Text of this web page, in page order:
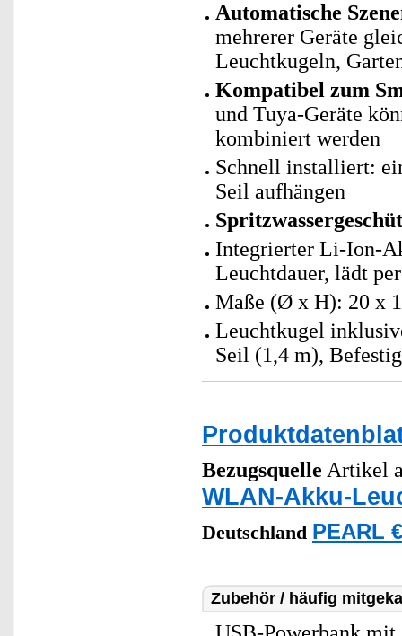
Automatische
mehrerer Geräte
Leuchtkugeln,
Kompatibel zum
und Tuya-Geräte
kombiniert werden
Schnell installiert:
Seil aufhängen
Integrierter Li-Ion-
Leuchtdauer, lädt
Maße (Ø x H): 20 x
Leuchtkugel
Seil (1,4 m),
Bezugsquelle Artikel
WLAN-Akku-
Deutschland PEARL
Zubehör / häufig